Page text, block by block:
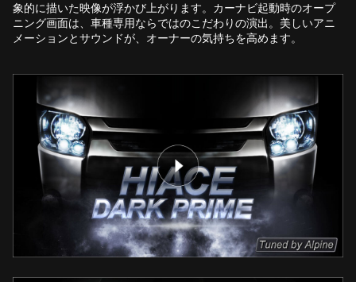
象的に描いた映像が浮かび上がります。カーナビ起動時のオープ
ニング画面は、車種専用ならではのこだわりの演出。美しいアニ
メーションとサウンドが、オーナーの気持ちを高めます。